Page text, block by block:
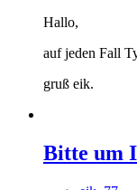
Hallo,
auf jeden Fall
gruß eik.
Bitte um